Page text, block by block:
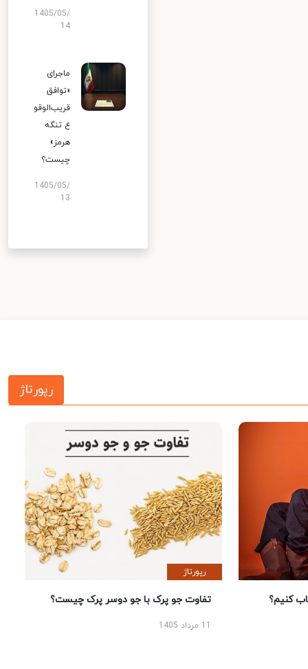
1405/05/
14
ماجرای
«توافق
قریب‌الوقو
ع تنگه
هرمز»
چیست؟
1405/05/
13
رپورتاژ
کنیم؟
رپورتاژ
تفاوت جو پرک با جو دوسر پرک چیست؟